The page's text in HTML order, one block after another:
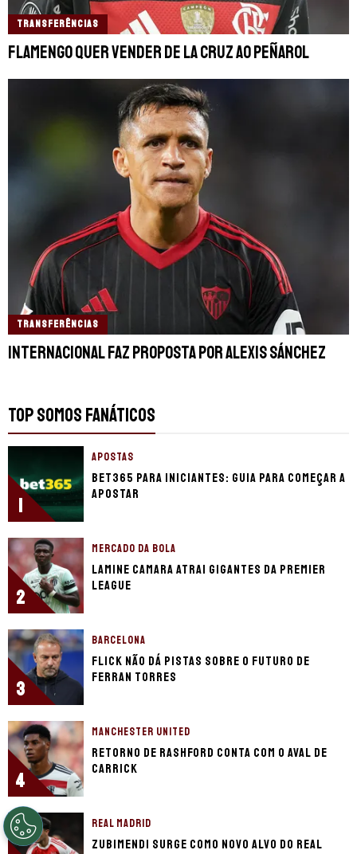
TRANSFERÊNCIAS
Flamengo quer vender De La Cruz ao Peñarol
TRANSFERÊNCIAS
Internacional faz proposta por Alexis Sánchez
TOP SOMOS FANÁTICOS
1
APOSTAS
bet365 para iniciantes: guia para começar a
apostar
2
MERCADO DA BOLA
Lamine Camara atrai gigantes da Premier
League
3
BARCELONA
Flick não dá pistas sobre o futuro de
Ferran Torres
4
MANCHESTER UNITED
Retorno de Rashford conta com o aval de
Carrick
REAL MADRID
Zubimendi surge como novo alvo do Real